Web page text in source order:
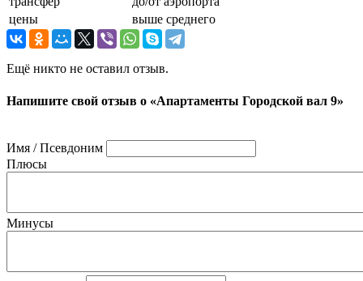
цены
выше среднего
Ещё никто не оставил отзыв.
Напишите свой отзыв о «Апартаменты Городской вал 9»
Имя / Псевдоним
Плюсы
Минусы